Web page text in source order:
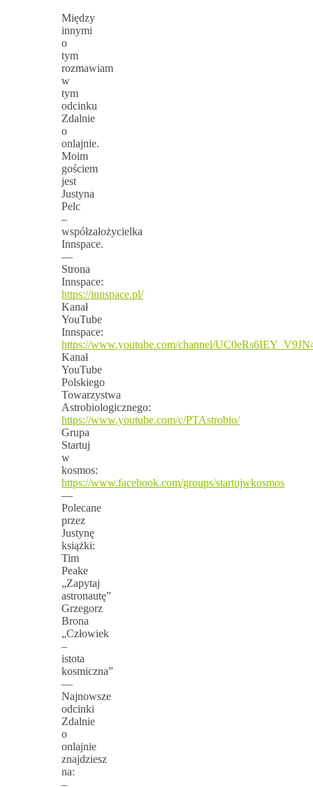
Między
innymi
o
tym
rozmawiam
w
tym
odcinku
Zdalnie
o
onlajnie.
Moim
gościem
jest
Justyna
Pelc
–
współzałożycielka
Innspace.
—
Strona
Innspace:
https://innspace.pl/
Kanał
YouTube
Innspace:
https://www.youtube.com/channel/
Kanał
YouTube
Polskiego
Towarzystwa
Astrobiologicznego:
https://www.youtube.com/c/PTAstrobio/
Grupa
Startuj
w
kosmos:
https://www.facebook.com/groups/startujwkosmos
—
Polecane
przez
Justynę
książki:
Tim
Peake
„Zapytaj
astronautę”
Grzegorz
Brona
„Człowiek
–
istota
kosmiczna”
—
Najnowsze
odcinki
Zdalnie
o
onlajnie
znajdziesz
na:
–